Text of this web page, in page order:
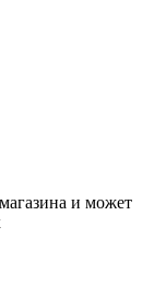
и может